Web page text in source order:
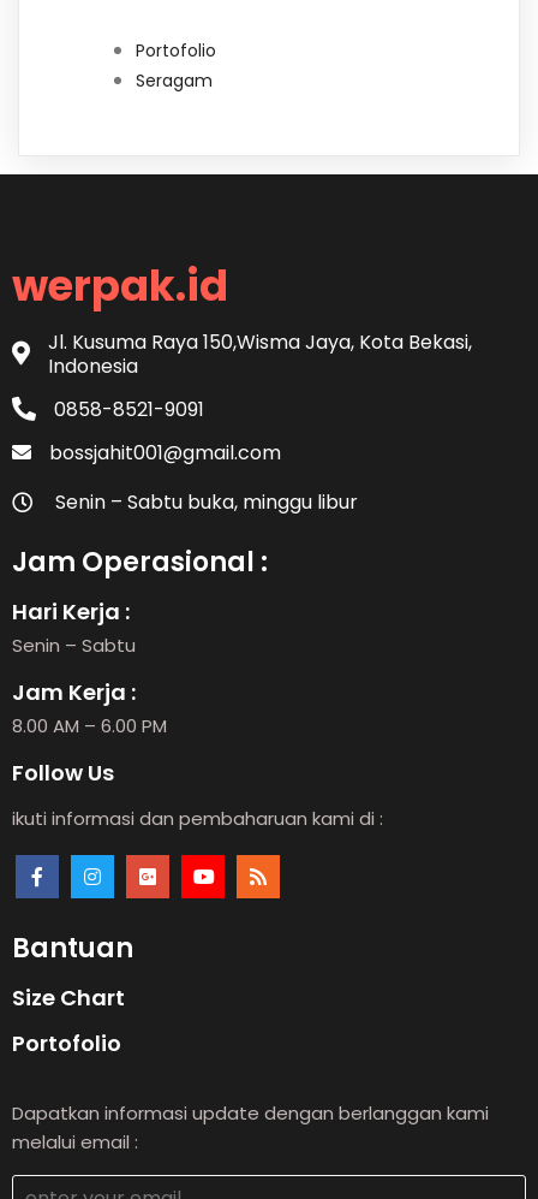
Portofolio
Seragam
werpak.id
Jl. Kusuma Raya 150,Wisma Jaya, Kota Bekasi,
Indonesia
0858-8521-9091
bossjahit001@gmail.com
Senin – Sabtu buka, minggu libur
Jam Operasional :
Hari Kerja :
Senin – Sabtu
Jam Kerja :
8.00 AM – 6.00 PM
Follow Us
ikuti informasi dan pembaharuan kami di :
Bantuan
Size Chart
Portofolio
Dapatkan informasi update dengan berlanggan kami
melalui email :